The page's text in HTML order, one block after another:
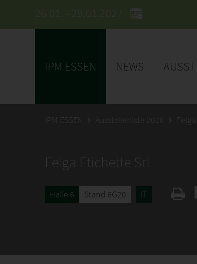
26.01. - 29.01.2027
IPM ESSEN NEWS
IPM ESSEN Ausstellerliste 2026
Felga Etichette Srl
Halle 6 Stand 6G20 IT